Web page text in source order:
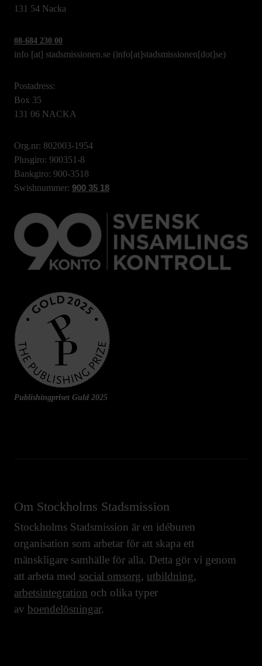
131 54 Nacka
08-684 230 00
info [at] stadsmissionen.se (info[at]stadsmissionen[dot]se)
Postadress:
Box 35
131 06 NACKA
Org.nr: 802003-1954
Plusgiro: 900351-8
Bankgiro: 900-3518
Swishnummer: 900 35 18
Publishingpriset Guld 2025
Om Stockholms Stadsmission
Stockholms Stadsmission är en idéburen
organisation som arbetar för att skapa ett
mänskligare samhälle för alla. Detta gör vi genom
att arbeta med social omsorg, utbildning,
arbetsintegration och olika typer
av boendelösningar.